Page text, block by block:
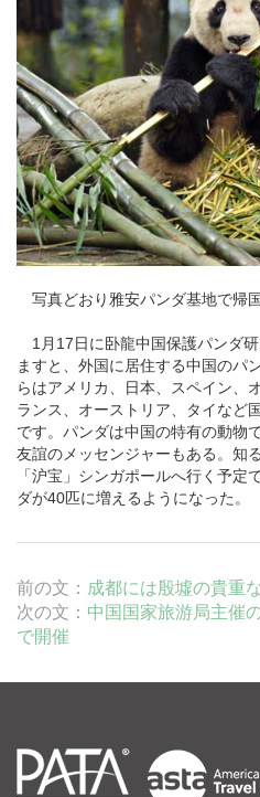
写真どおり雅安パンダ基地で帰
1月17日に卧龍中国保護パンダ
ますと、 外国に居住する中国のパ
らはアメリカ、日本、
スペイン
ランス、 オーストリア 、タイなど
です。パンダは中国の特有の動物
友誼の メッセンジャーもある。 知
「沪宝」シンガポールへ行く予定で
ダが40匹に増えるようになった。
前の文： 成都には殷墟の貴重
次の文： 中国国家旅游局主催
で開催